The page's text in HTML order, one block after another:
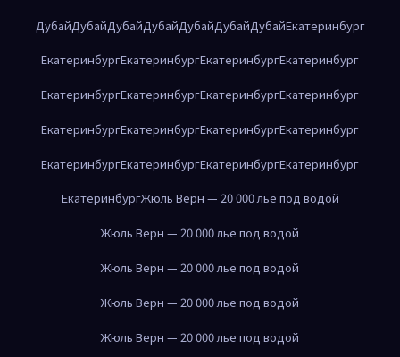
ДубайДубайДубайДубайДубайДубайДубайЕкатеринбург
ЕкатеринбургЕкатеринбургЕкатеринбургЕкатеринбург
ЕкатеринбургЕкатеринбургЕкатеринбургЕкатеринбург
ЕкатеринбургЕкатеринбургЕкатеринбургЕкатеринбург
ЕкатеринбургЕкатеринбургЕкатеринбургЕкатеринбург
ЕкатеринбургЖюль Верн — 20 000 лье под водой
Жюль Верн — 20 000 лье под водой
Жюль Верн — 20 000 лье под водой
Жюль Верн — 20 000 лье под водой
Жюль Верн — 20 000 лье под водой